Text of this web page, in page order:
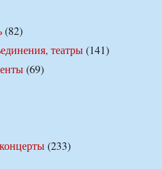
(82)
театры(141)
(69)
(233)